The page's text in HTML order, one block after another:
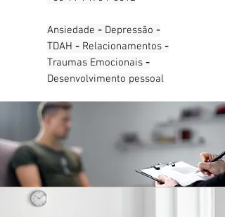
Ansiedade - Depressão -
TDAH - Relacionamentos -
Traumas Emocionais -
Desenvolvimento pessoal